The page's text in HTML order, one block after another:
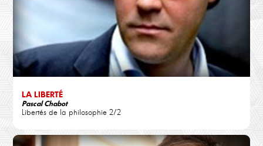
LA LIBERTÉ
Pascal Chabot
Libertés de la philosophie 2/2